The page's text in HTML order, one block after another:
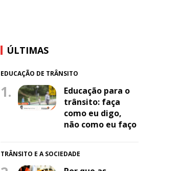
ÚLTIMAS
EDUCAÇÃO DE TRÂNSITO
1.
Educação para o
trânsito: faça
como eu digo,
não como eu faço
TRÂNSITO E A SOCIEDADE